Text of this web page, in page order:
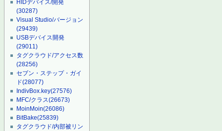
HIDデバイス/開発
(30287)
Visual Studio/バージョン
(29439)
USBデバイス開発
(29011)
タグクラウド/アクセス数
(28256)
セブン・ステップ・ガイ
ド(28077)
IndivBox.key(27576)
MFC/クラス(26673)
MoinMoin(26086)
BitBake(25839)
タグクラウド/内部被リン